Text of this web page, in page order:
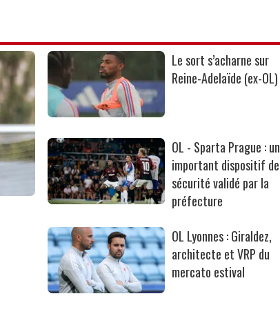
Le sort s’acharne sur
Reine-Adelaïde (ex-OL)
OL - Sparta Prague : un
important dispositif de
sécurité validé par la
préfecture
OL Lyonnes : Giraldez,
architecte et VRP du
mercato estival